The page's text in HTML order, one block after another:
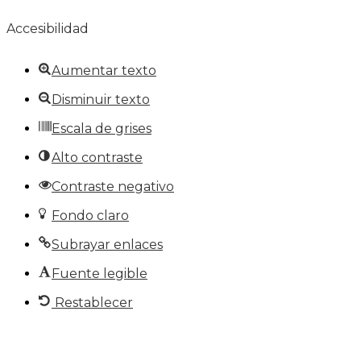
Accesibilidad
Aumentar texto
Disminuir texto
Escala de grises
Alto contraste
Contraste negativo
Fondo claro
Subrayar enlaces
Fuente legible
Restablecer